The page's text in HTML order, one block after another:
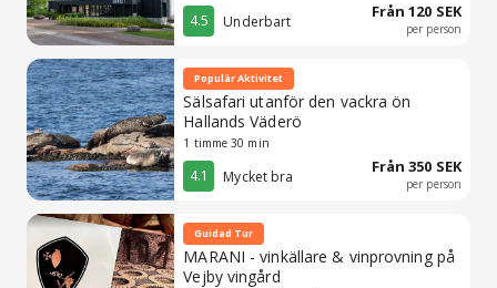
4.5 Underbart Från 120 SEK
per person
Populär Aktivitet
Sälsafari utanför den vackra ön
Hallands Väderö
1 timme 30 min
4.1 Mycket bra Från 350 SEK
per person
Guidad Tur
MARANI - vinkällare & vinprovning på
Vejby vingård